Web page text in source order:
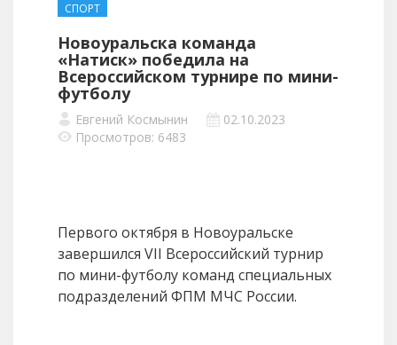
СПОРТ
Новоуральска команда
«Натиск» победила на
Всероссийском турнире по мини-
футболу
Евгений Космынин
02.10.2023
Просмотров: 6483
Первого октября в Новоуральске
завершился VII Всероссийский турнир
по мини-футболу команд специальных
подразделений ФПМ МЧС России.